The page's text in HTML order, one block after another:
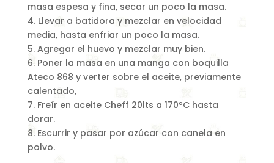
masa espesa y fina, secar un poco la masa.
4. Llevar a batidora y mezclar en velocidad
media, hasta enfriar un poco la masa.
5. Agregar el huevo y mezclar muy bien.
6. Poner la masa en una manga con boquilla
Ateco 868 y verter sobre el aceite, previamente
calentado,
7. Freír en aceite Cheff 20lts a 170ºC hasta
dorar.
8. Escurrir y pasar por azúcar con canela en
polvo.